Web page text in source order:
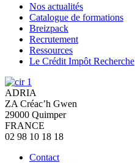
Nos actualités
Catalogue de formations
Breizpack
Recrutement
Ressources
Le Crédit Impôt Recherche
ADRIA
ZA Créac’h Gwen
29000 Quimper
FRANCE
02 98 10 18 18
Contact